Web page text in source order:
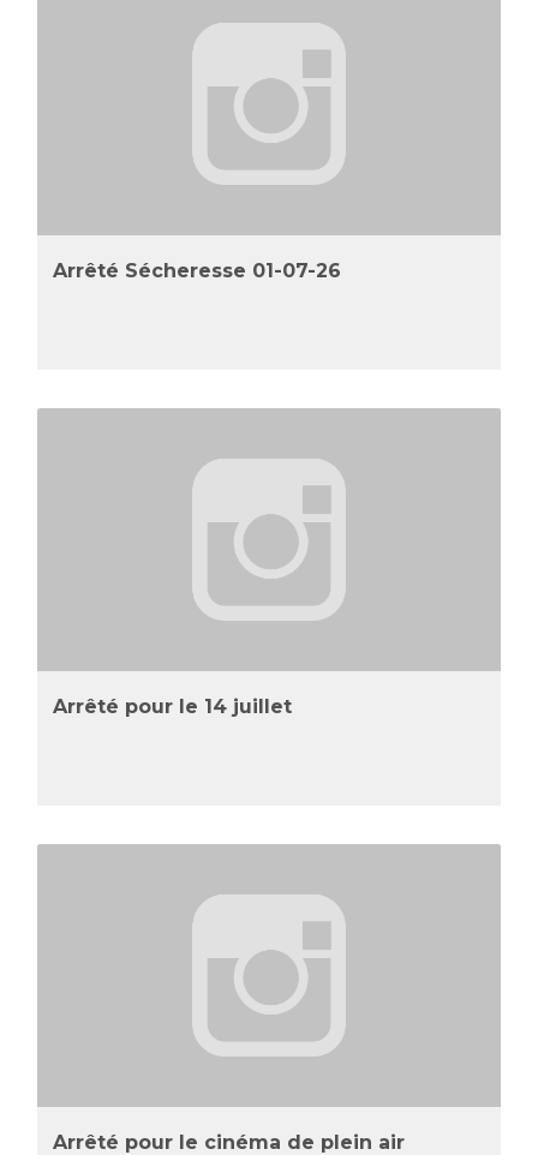
Arrêté Sécheresse 01-07-26
Arrêté pour le 14 juillet
Arrêté pour le cinéma de plein air